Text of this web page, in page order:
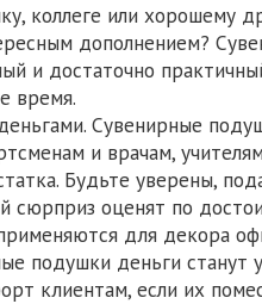
коллеге или хорошему
дополнением?
и достаточно
время.
Сувенирные
и врачам,
Будьте уверены,
сюрприз оценят по
для декора
подушки деньги станут
клиентам, если их